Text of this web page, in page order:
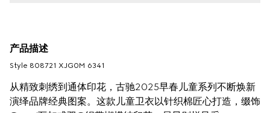
产品描述
Style ‎808721 XJG0M 6341
从精致刺绣到通体印花，古驰2025早春儿童系列不断焕新
演绎品牌经典图案。这款儿童卫衣以针织棉匠心打造，缀饰